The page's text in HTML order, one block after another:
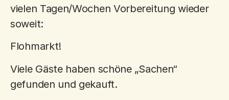
vielen Tagen/Wochen Vorbereitung wieder
soweit:
Flohmarkt!
Viele Gäste haben schöne „Sachen“
gefunden und gekauft.